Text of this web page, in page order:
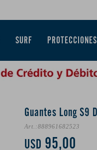
SURF PROTECCIONES
Guantes Long S9
888961682523
USD 95,00